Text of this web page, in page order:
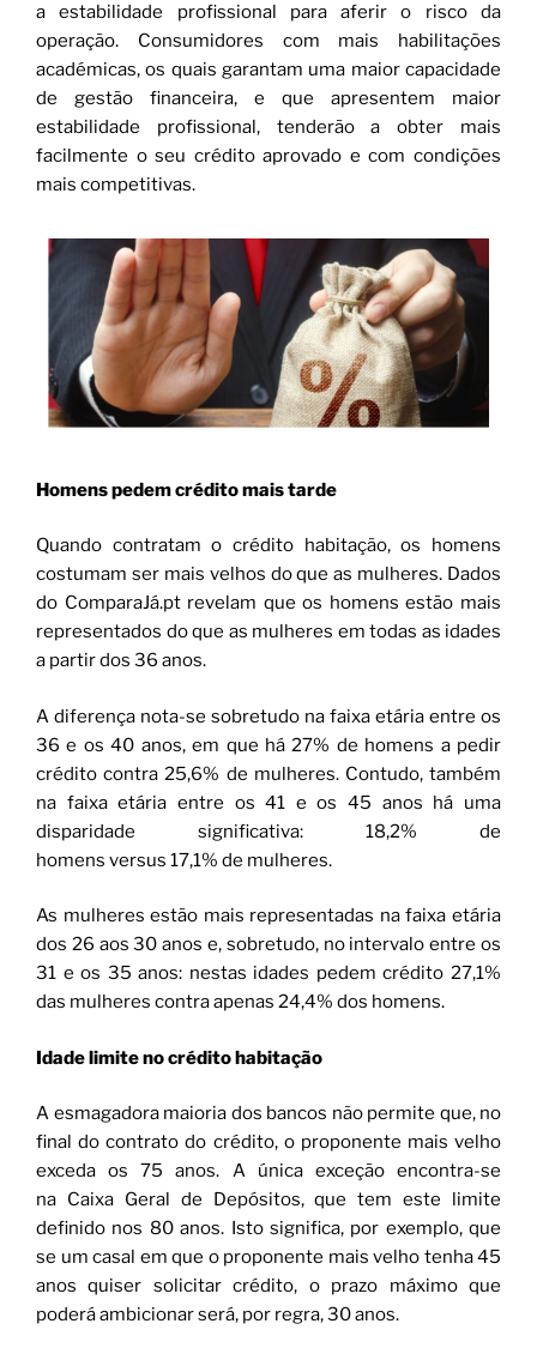
a estabilidade profissional para aferir o risco da
operação. Consumidores com mais habilitações
académicas, os quais garantam uma maior capacidade
de gestão financeira, e que apresentem maior
estabilidade profissional, tenderão a obter mais
facilmente o seu crédito aprovado e com condições
mais competitivas.
Homens pedem crédito mais tarde
Quando contratam o crédito habitação, os homens
costumam ser mais velhos do que as mulheres. Dados
do ComparaJá.pt revelam que os homens estão mais
representados do que as mulheres em todas as idades
a partir dos 36 anos.
A diferença nota-se sobretudo na faixa etária entre os
36 e os 40 anos, em que há 27% de homens a pedir
crédito contra 25,6% de mulheres. Contudo, também
na faixa etária entre os 41 e os 45 anos há uma
disparidade significativa: 18,2% de
homens versus 17,1% de mulheres.
As mulheres estão mais representadas na faixa etária
dos 26 aos 30 anos e, sobretudo, no intervalo entre os
31 e os 35 anos: nestas idades pedem crédito 27,1%
das mulheres contra apenas 24,4% dos homens.
Idade limite no crédito habitação
A esmagadora maioria dos bancos não permite que, no
final do contrato do crédito, o proponente mais velho
exceda os 75 anos. A única exceção encontra-se
na Caixa Geral de Depósitos, que tem este limite
definido nos 80 anos. Isto significa, por exemplo, que
se um casal em que o proponente mais velho tenha 45
anos quiser solicitar crédito, o prazo máximo que
poderá ambicionar será, por regra, 30 anos.